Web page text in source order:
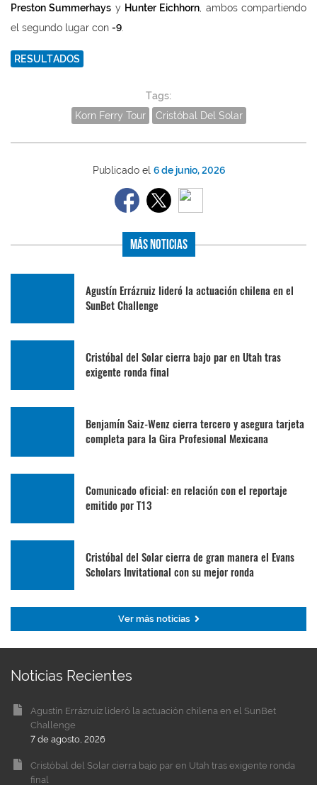
Preston Summerhays y Hunter Eichhorn , ambos compartiendo
el segundo lugar con -9
RESULTADOS
Tags:
Korn Ferry Tour
Cristóbal Del Solar
Publicado el 6 de junio, 2026
Más Noticias
Agustín Errázruiz lideró la actuación chilena en el
SunBet Challenge
Cristóbal del Solar cierra bajo par en Utah tras
exigente ronda final
Benjamín Saiz-Wenz cierra tercero y asegura tarjeta
completa para la Gira Profesional Mexicana
Comunicado oficial: en relación con el reportaje
emitido por T13
Cristóbal del Solar cierra de gran manera el Evans
Scholars Invitational con su mejor ronda
Ver más noticias
Noticias Recientes
Agustín Errázruiz lideró la actuación chilena en el SunBet
Challenge
7 de agosto, 2026
Cristóbal del Solar cierra bajo par en Utah tras exigente ronda
final